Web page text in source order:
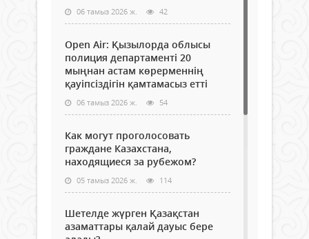
06 тамыз 2026 ж. 42
Open Air: Қызылорда облысы
полиция департаменті 20
мыңнан астам көрерменнің
қауіпсіздігін қамтамасыз етті
06 тамыз 2026 ж. 54
Как могут проголосовать
граждане Казахстана,
находящиеся за рубежом?
05 тамыз 2026 ж. 114
Шетелде жүрген Қазақстан
азаматтары қалай дауыс бере